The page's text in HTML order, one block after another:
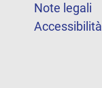
Note legali
Accessibilità